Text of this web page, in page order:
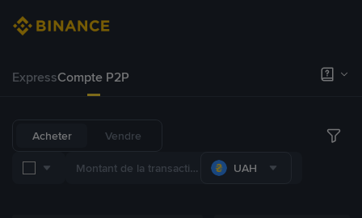
ExpressCompte P2P
Acheter Vendre
UAH